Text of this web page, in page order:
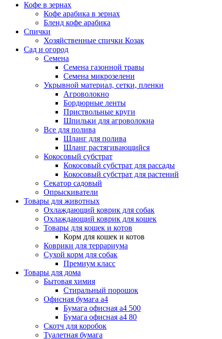
Кофе в зернах
Кофе арабика в зернах
Бленд кофе арабика
Спички
Хозяйственные спички Козак
Сад и огород
Семена
Семена газонной травы
Семена микрозелени
Укрывной материал, сетки, пленки
Агроволокно
Бордюрные ленты
Приствольные круги
Шпильки для агроволокна
Все для полива
Шланг для полива
Шланг растягивающийся
Кокосовый субстрат
Кокосовый субстрат для рассады
Кокосовый субстрат для растений
Секатор садовый
Опрыскиватели
Товары для животных
Охлаждающий коврик для собак
Охлаждающий коврик для кошек
Товары для кошек и котов
Корм для кошек и котов
Коврики для террариума
Сухой корм для собак
Премиум класс
Товары для дома
Бытовая химия
Стиральный порошок
Офисная бумага а4
Бумага офисная а4 500
Бумага офисная а4 80
Скотч для коробок
Туалетная бумага